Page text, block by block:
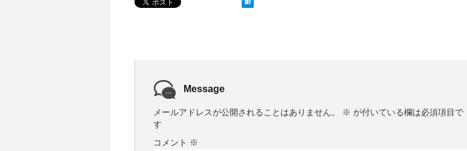
Message
メールアドレスが公開されることはありません。 ※ が付いている欄は必須項目で
す
コメント ※